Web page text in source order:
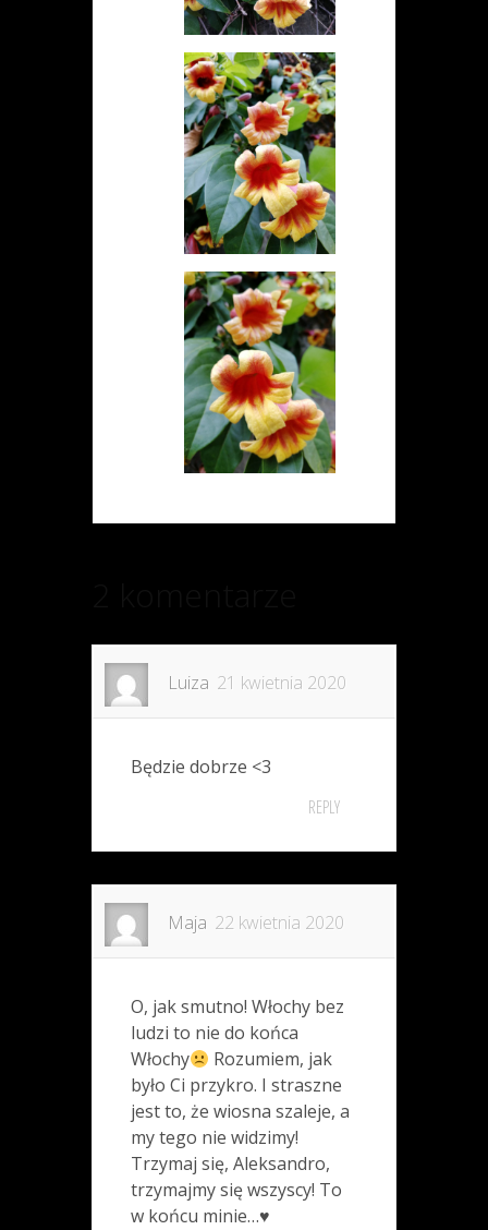
Luiza 21 kwietnia 2020
Będzie dobrze <3
REPLY
Maja 22 kwietnia 2020
O, jak smutno! Włochy bez
ludzi to nie do końca
Włochy
Rozumiem, jak
było Ci przykro. I straszne
jest to, że wiosna szaleje, a
my tego nie widzimy!
Trzymaj się, Aleksandro,
trzymajmy się wszyscy! To
w końcu minie…♥️